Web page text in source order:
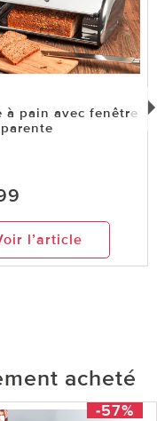
à pain avec fenêtre
l’article
acheté
-57%